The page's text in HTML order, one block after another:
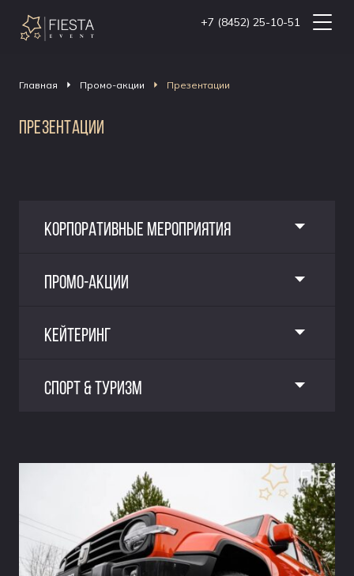
+7 (8452) 25-10-51
Главная Промо-акции Презентации
ПРЕЗЕНТАЦИИ
КОРПОРАТИВНЫЕ МЕРОПРИЯТИЯ
ПРОМО-АКЦИИ
КЕЙТЕРИНГ
СПОРТ & ТУРИЗМ